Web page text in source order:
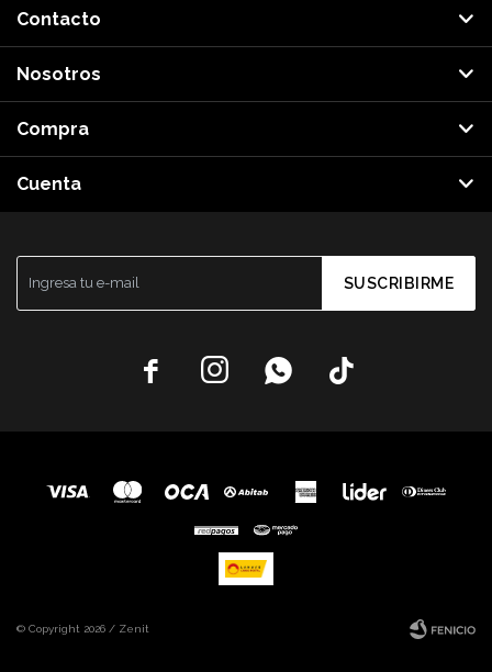
SUSCRIBIRME
   
Contacto
Nosotros
Compra
Cuenta
© Copyright 2026 / Zenit